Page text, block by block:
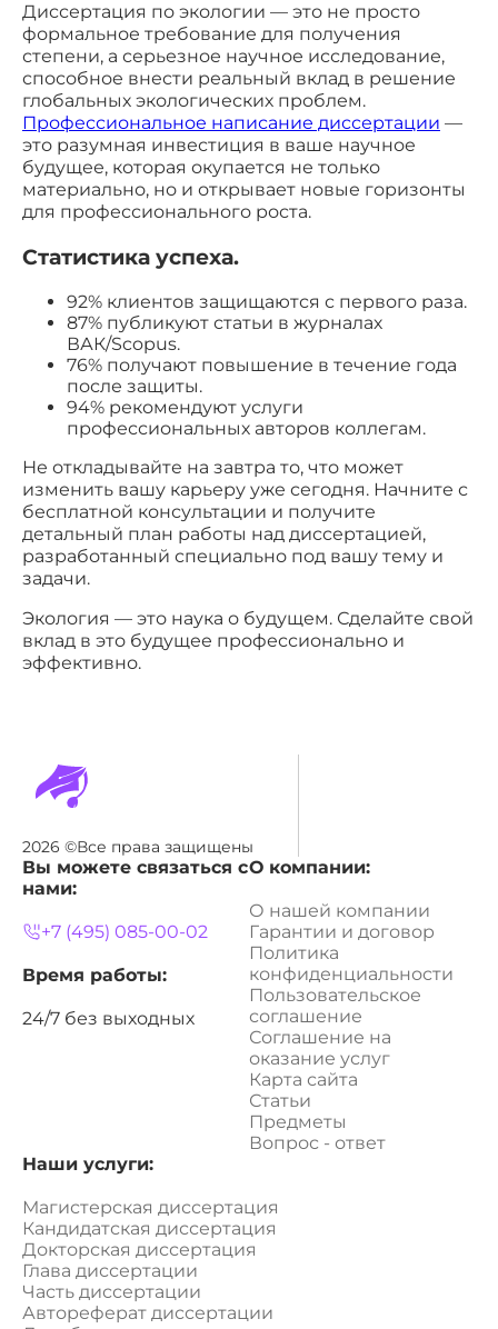
Диссертация по экологии — это не просто
формальное требование для получения
степени, а серьезное научное исследование,
способное внести реальный вклад в решение
глобальных экологических проблем.
Профессиональное написание диссертации —
это разумная инвестиция в ваше научное
будущее, которая окупается не только
материально, но и открывает новые горизонты
для профессионального роста.
Статистика успеха.
92% клиентов защищаются с первого раза.
87% публикуют статьи в журналах
ВАК/Scopus.
76% получают повышение в течение года
после защиты.
94% рекомендуют услуги
профессиональных авторов коллегам.
Не откладывайте на завтра то, что может
изменить вашу карьеру уже сегодня. Начните с
бесплатной консультации и получите
детальный план работы над диссертацией,
разработанный специально под вашу тему и
задачи.
Экология — это наука о будущем. Сделайте свой
вклад в это будущее профессионально и
эффективно.
2026 ©Все права защищены
Вы можете связаться с
нами:
+7 (495) 085-00-02
Время работы:
24/7 без выходных
О компании:
О нашей компании
Гарантии и договор
Политика
конфиденциальности
Пользовательское
соглашение
Соглашение на
оказание услуг
Карта сайта
Статьи
Предметы
Вопрос - ответ
Наши услуги:
Магистерская диссертация
Кандидатская диссертация
Докторская диссертация
Глава диссертации
Часть диссертации
Автореферат диссертации